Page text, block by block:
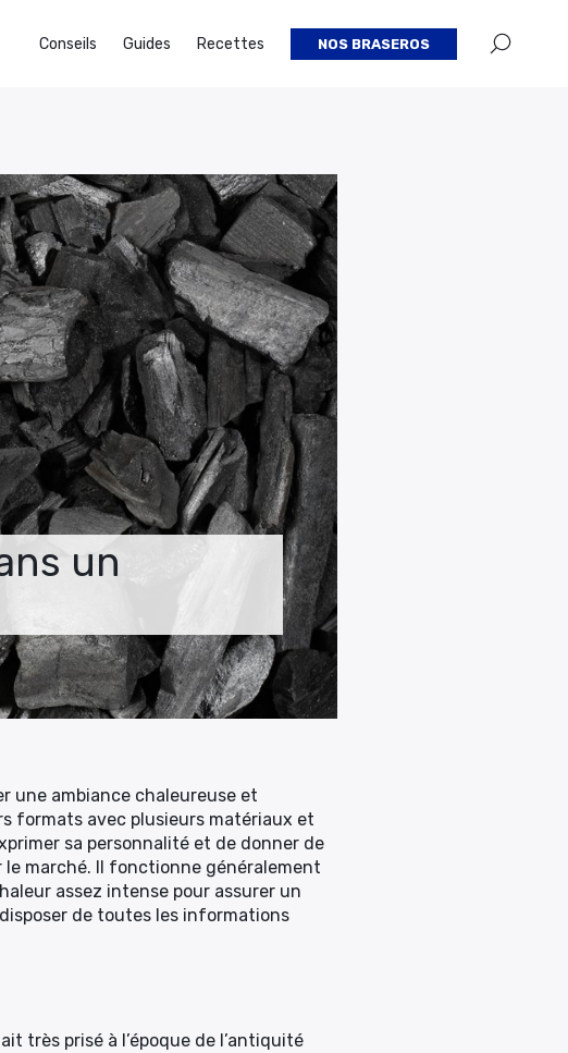
un
une ambiance chaleureuse et
formats avec plusieurs matériaux et
sa personnalité et de donner de
le marché. Il fonctionne généralement
assez intense pour assurer un
de toutes les informations
très prisé à l’époque de l’antiquité
Conseils Guides Recettes NOS BRASEROS